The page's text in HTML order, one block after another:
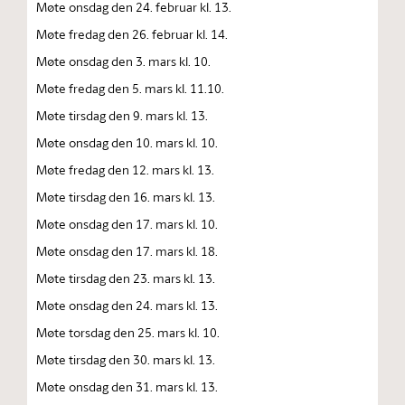
Møte onsdag den 24. februar kl. 13.
Møte fredag den 26. februar kl. 14.
Møte onsdag den 3. mars kl. 10.
Møte fredag den 5. mars kl. 11.10.
Møte tirsdag den 9. mars kl. 13.
Møte onsdag den 10. mars kl. 10.
Møte fredag den 12. mars kl. 13.
Møte tirsdag den 16. mars kl. 13.
Møte onsdag den 17. mars kl. 10.
Møte onsdag den 17. mars kl. 18.
Møte tirsdag den 23. mars kl. 13.
Møte onsdag den 24. mars kl. 13.
Møte torsdag den 25. mars kl. 10.
Møte tirsdag den 30. mars kl. 13.
Møte onsdag den 31. mars kl. 13.